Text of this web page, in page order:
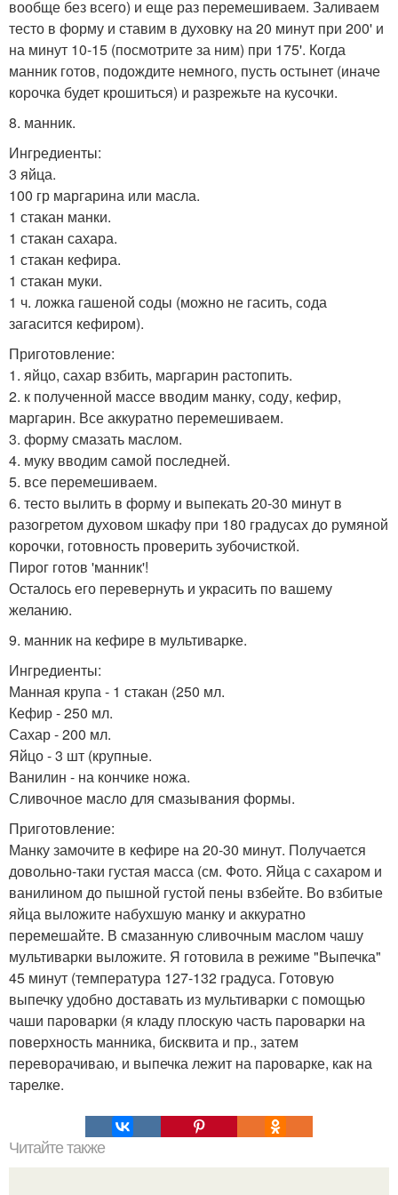
вообще без всего) и еще раз перемешиваем. Заливаем
тесто в форму и ставим в духовку на 20 минут при 200' и
на минут 10-15 (посмотрите за ним) при 175'. Когда
манник готов, подождите немного, пусть остынет (иначе
корочка будет крошиться) и разрежьте на кусочки.
8. манник.
Ингредиенты:
3 яйца.
100 гр маргарина или масла.
1 стакан манки.
1 стакан сахара.
1 стакан кефира.
1 стакан муки.
1 ч. ложка гашеной соды (можно не гасить, сода
загасится кефиром).
Приготовление:
1. яйцо, сахар взбить, маргарин растопить.
2. к полученной массе вводим манку, соду, кефир,
маргарин. Все аккуратно перемешиваем.
3. форму смазать маслом.
4. муку вводим самой последней.
5. все перемешиваем.
6. тесто вылить в форму и выпекать 20-30 минут в
разогретом духовом шкафу при 180 градусах до румяной
корочки, готовность проверить зубочисткой.
Пирог готов 'манник'!
Осталось его перевернуть и украсить по вашему
желанию.
9. манник на кефире в мультиварке.
Ингредиенты:
Манная крупа - 1 стакан (250 мл.
Кефир - 250 мл.
Сахар - 200 мл.
Яйцо - 3 шт (крупные.
Ванилин - на кончике ножа.
Сливочное масло для смазывания формы.
Приготовление:
Манку замочите в кефире на 20-30 минут. Получается
довольно-таки густая масса (см. Фото. Яйца с сахаром и
ванилином до пышной густой пены взбейте. Во взбитые
яйца выложите набухшую манку и аккуратно
перемешайте. В смазанную сливочным маслом чашу
мультиварки выложите. Я готовила в режиме "Выпечка"
45 минут (температура 127-132 градуса. Готовую
выпечку удобно доставать из мультиварки с помощью
чаши пароварки (я кладу плоскую часть пароварки на
поверхность манника, бисквита и пр., затем
переворачиваю, и выпечка лежит на пароварке, как на
тарелке.
Читайте также